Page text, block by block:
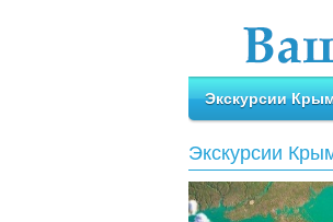
Экскурсии
Экскурсии